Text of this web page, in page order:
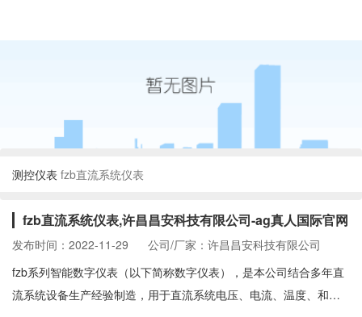
测控仪表 fzb直流系统仪表
fzb直流系统仪表,许昌昌安科技有限公司-ag真人国际官网
发布时间：2022-11-29
公司/厂家：许昌昌安科技有限公司
fzb系列智能数字仪表（以下简称数字仪表），是本公司结合多年直
流系统设备生产经验制造，用于直流系统电压、电流、温度、和交